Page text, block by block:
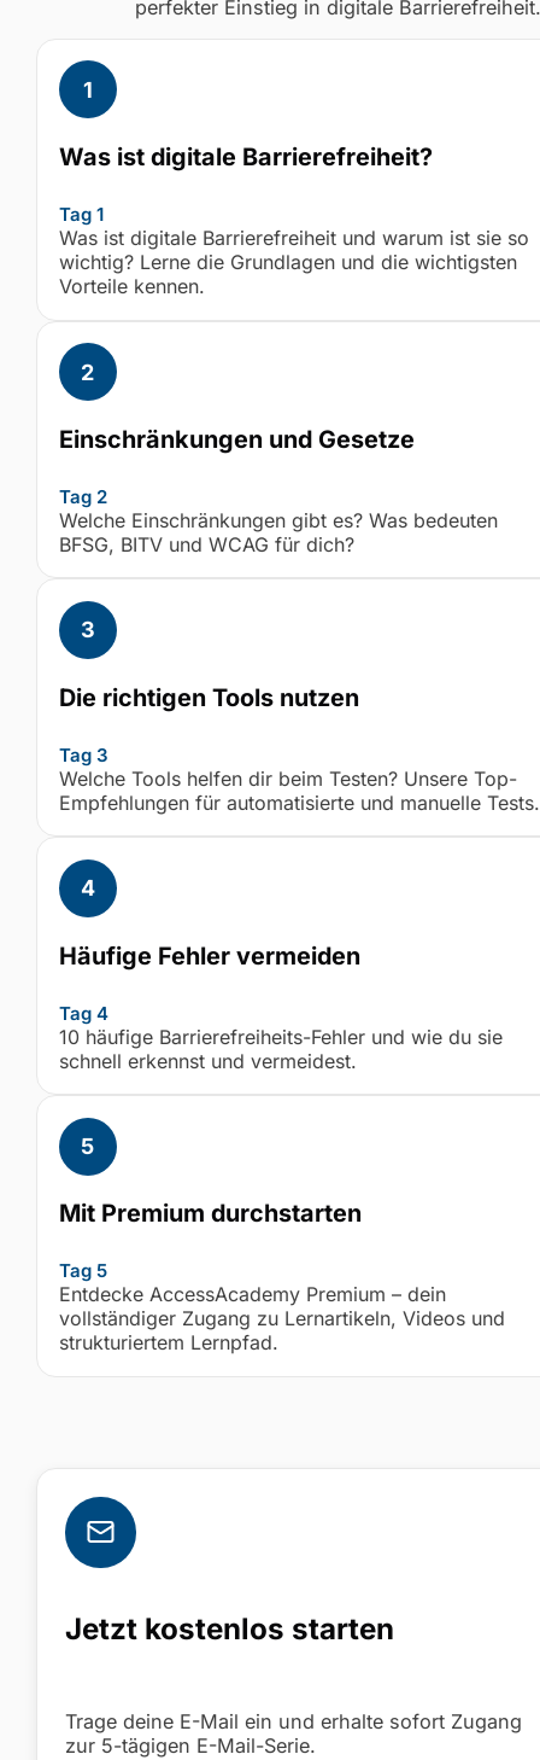
perfekter Einstieg in digitale Barrierefreiheit.
Was ist digitale Barrierefreiheit?
Tag 1
Was ist digitale Barrierefreiheit und warum ist sie so
wichtig? Lerne die Grundlagen und die wichtigsten
Vorteile kennen.
Einschränkungen und Gesetze
Tag 2
Welche Einschränkungen gibt es? Was bedeuten
BFSG, BITV und WCAG für dich?
Die richtigen Tools nutzen
Tag 3
Welche Tools helfen dir beim Testen? Unsere Top-
Empfehlungen für automatisierte und manuelle Tests.
Häufige Fehler vermeiden
Tag 4
10 häufige Barrierefreiheits-Fehler und wie du sie
schnell erkennst und vermeidest.
Mit Premium durchstarten
Tag 5
Entdecke AccessAcademy Premium – dein
vollständiger Zugang zu Lernartikeln, Videos und
strukturiertem Lernpfad.
Jetzt kostenlos starten
Trage deine E-Mail ein und erhalte sofort Zugang
zur 5-tägigen E-Mail-Serie.